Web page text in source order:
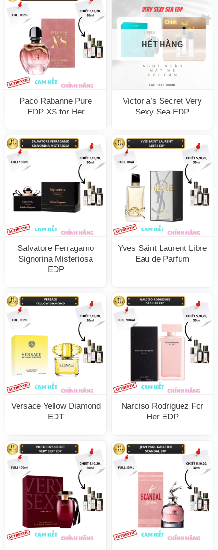
Paco Rabanne Pure
EDP XS for Her
HẾT HÀNG
Victoria’s Secret Very
Sexy Sea EDP
Salvatore Ferragamo
Signorina Misteriosa
EDP
Yves Saint Laurent Libre
Eau de Parfum
Versace Yellow Diamond
EDT
Narciso Rodriguez For
Her EDP